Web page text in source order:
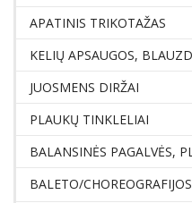
APATINIS TRIKOTAŽAS
KELIŲ APSAUGOS,
JUOSMENS DIRŽAI
PLAUKŲ TINKLELIAI
BALANSINĖS PAGALVĖS,
BALETO/